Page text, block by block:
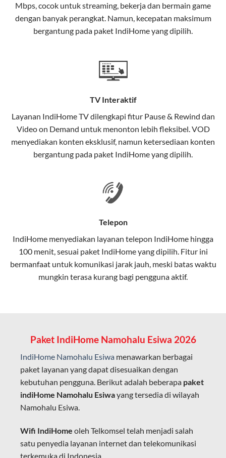
Selain internet, layanan IndiHome juga mencakup TV
interaktif (IndiHome TV) dan telepon rumah dalam
satu paket.
Teknologi di Balik WiFi IndiHome
Wifi IndiHome menggunakan teknologi Fiber To The
menggunakan kabel serat optik hingga ke rumah
pelanggan. Teknologi ini memiliki beberapa
keunggulan:
Kecepatan Tinggi
dibandingkan kabel tembaga atau DSL.
elektromagnetik, sehingga koneksi tetap lancar.
Latensi Rendah
Cocok untuk aktivitas yang membutuhkan koneksi
Mampu menangani banyak perangkat sekaligus tanpa
Dengan teknologi ini, IndiHome memberikan pengalaman
internet yang lebih baik bagi pengguna untuk bekerja,
belajar, dan hiburan di rumah.
IndiHome sering disebut sebagai WiFi IndiHome karena
fiber optic dapat dikoneksikan melalui perangkat router
WiFi.
Mbps, cocok untuk streaming, bekerja dan bermain game
dengan banyak perangkat. Namun, kecepatan maksimum
bergantung pada paket IndiHome yang dipilih.
TV Interaktif
Layanan IndiHome TVdilengkapi fitur Pause & Rewind dan
Video on Demand untuk menonton lebih fleksibel. VOD
menyediakan konten eksklusif, namun ketersediaan konten
bergantung pada paket IndiHome yang dipilih.
Telepon
IndiHome menyediakan layanan telepon IndiHome hingga
100 menit, sesuai paket IndiHome yang dipilih. Fitur ini
bermanfaat untuk komunikasi jarak jauh, meski batas waktu
mungkin terasa kurang bagi pengguna aktif.
Paket IndiHome Namohalu Esiwa 2026
IndiHome Namohalu Esiwa menawarkan berbagai
paket layanan yang dapat disesuaikan dengan
kebutuhan pengguna. Berikut adalah beberapa paket
indiHome Namohalu Esiwayang tersedia di wilayah
Namohalu Esiwa.
Wifi IndiHome oleh Telkomsel telah menjadi salah
satu penyedia layanan internet dan telekomunikasi
terkemuka di Indonesia.